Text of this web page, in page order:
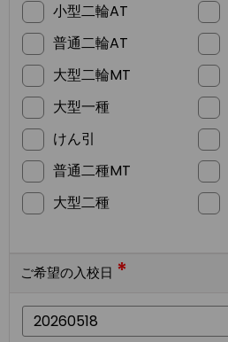
小型二輪AT
普通二輪AT
大型二輪MT
大型一種
けん引
普通二種MT
大型二種
ご希望の入校日 *